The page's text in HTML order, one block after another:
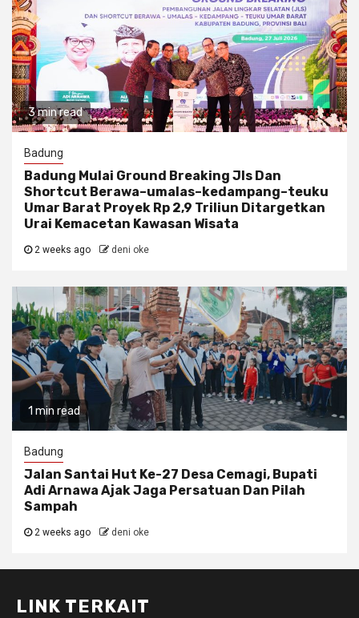
3 min read
Badung
Badung Mulai Ground Breaking Jls Dan
Shortcut Berawa–umalas–kedampang–teuku
Umar Barat Proyek Rp 2,9 Triliun Ditargetkan
Urai Kemacetan Kawasan Wisata
2 weeks ago deni oke
1 min read
Badung
Jalan Santai Hut Ke-27 Desa Cemagi, Bupati
Adi Arnawa Ajak Jaga Persatuan Dan Pilah
Sampah
2 weeks ago deni oke
LINK TERKAIT